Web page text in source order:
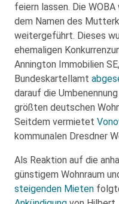
feiern lassen. Die
dem Namen des
weitergeführt. Dieses
ehemaligen
Annington Immobilien
Bundeskartellamt
darauf die
größten deutschen
Seitdem vermietet
kommunalen Dresdner
Als Reaktion auf die
günstigem Wohnraum
steigenden Mieten